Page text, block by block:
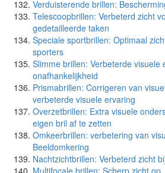
Verduisterende brillen:
Telescoopbrillen: Verbeterd zicht
gedetailleerde taken
Speciale sportbrillen: Optimaal
sporters
Slimme brillen: Verbeterde visuele
onafhankelijkheid
Prismabrillen: Corrigeren van
verbeterde visuele ervaring
Overzetbrillen: Extra visuele
eigen bril af te zetten
Omkeerbrillen: verbetering van
Beeldomkering
Nachtzichtbrillen: Verbeterd zicht
Multifocale brillen: Scherp zicht op